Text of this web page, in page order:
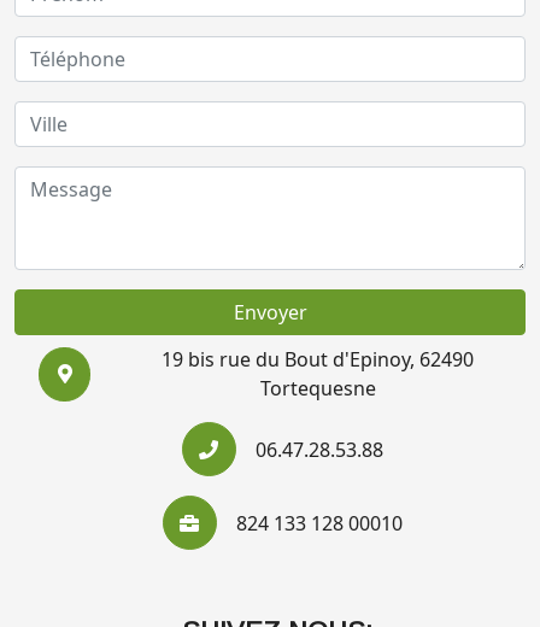
Envoyer
19 bis rue du Bout d'Epinoy, 62490
Tortequesne
06.47.28.53.88
824 133 128 00010